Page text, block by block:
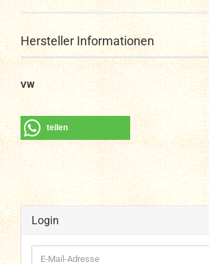
Hersteller Informationen
VW
teilen
Login
E-